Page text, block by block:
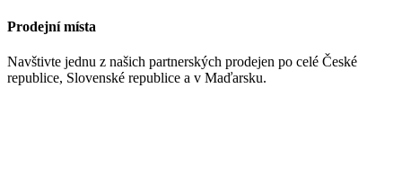
Prodejní místa
Navštivte jednu z našich partnerských prodejen po celé České
republice, Slovenské republice a v Maďarsku.